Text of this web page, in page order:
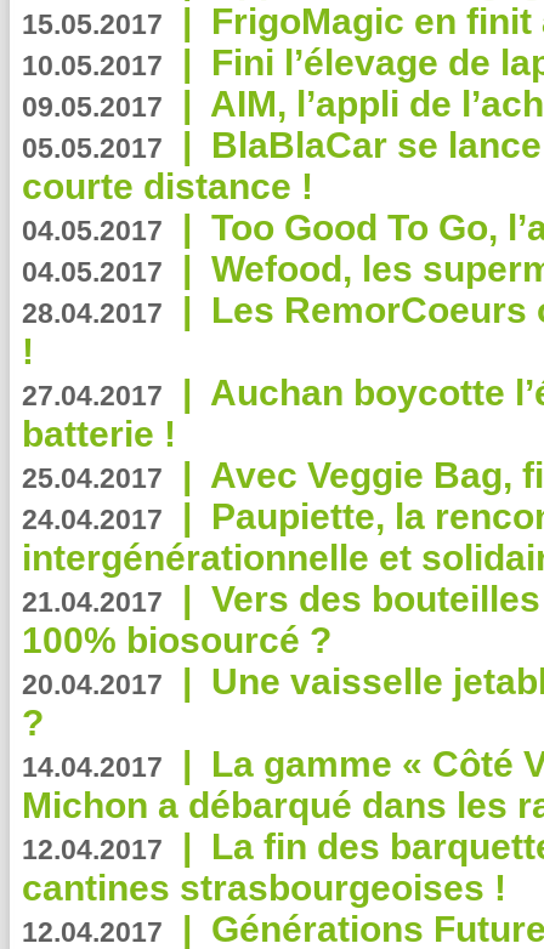
15.05.2017 | FrigoMagic en
10.05.2017 | Fini l’élevage de
09.05.2017 | AIM, l’appli de
05.05.2017 | BlaBlaCar se
courte distance !
04.05.2017 | Too Good To Go,
04.05.2017 | Wefood, les
28.04.2017 | Les RemorCoeurs
!
27.04.2017 | Auchan boycotte
batterie !
25.04.2017 | Avec Veggie Bag,
24.04.2017 | Paupiette, la
intergénérationnelle et
21.04.2017 | Vers des
100% biosourcé ?
20.04.2017 | Une vaisselle
?
14.04.2017 | La gamme « Côté
Michon a débarqué dans les
12.04.2017 | La fin des
cantines strasbourgeoises !
12.04.2017 | Générations